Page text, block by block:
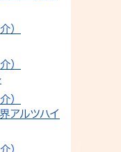
）
）
）
ルツハイ
）